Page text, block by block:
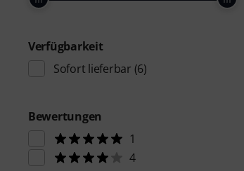
Verfügbarkeit
Sofort lieferbar (6)
Bewertungen
1
4